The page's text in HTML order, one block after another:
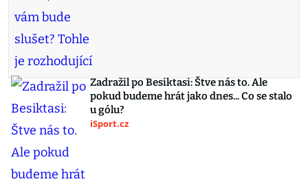
Zadražil po Besiktasi: Štve nás to. Ale
pokud budeme hrát jako dnes... Co se stalo
u gólu?
iSport.cz